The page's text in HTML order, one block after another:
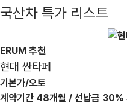
국산차 특가 리스트
ERUM 추천
현대 싼타페
기본가/오토
계약기간 48개월 / 선납금 30%